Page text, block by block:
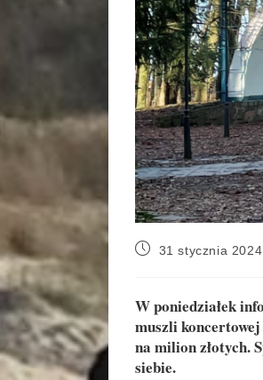
31 stycznia 2024
W poniedziałek
muszli
na milion złotych.
siebie.